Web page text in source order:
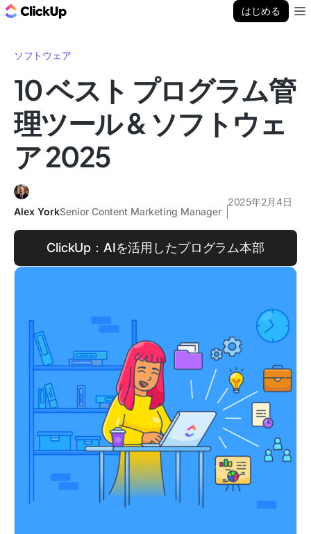
はじめる
ソフトウェア
10 ベスト プログラム管
理ツール & ソフトウェ
ア 2025
Alex YorkSenior Content Marketing Manager
2025年2月4日
ClickUp：AIを活用したプログラム本部